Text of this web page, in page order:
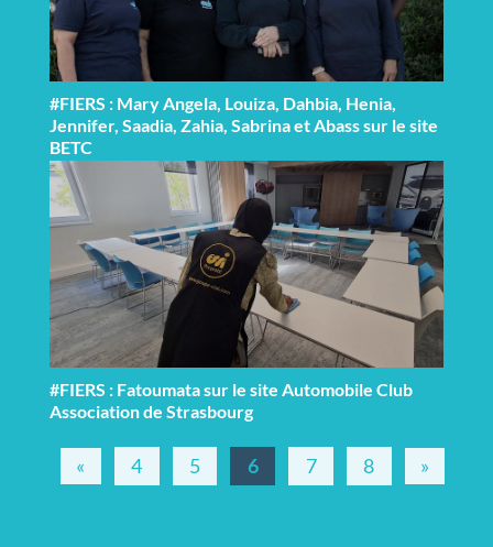
#FIERS : Mary Angela, Louiza, Dahbia, Henia,
Jennifer, Saadia, Zahia, Sabrina et Abass sur le site
BETC
#FIERS : Fatoumata sur le site Automobile Club
Association de Strasbourg
« 4 5 6 7 8 »